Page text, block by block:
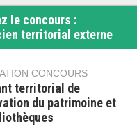
le concours :
territorial externe
CONCOURS
territorial de
du patrimoine et